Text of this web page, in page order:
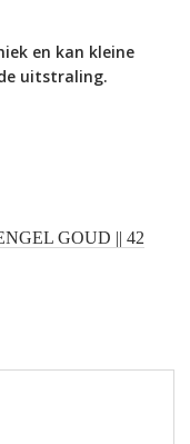
en kan kleine
uitstraling.
GOUD || 42